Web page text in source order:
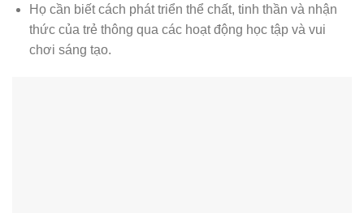
Họ cần biết cách phát triển thể chất, tinh thần và nhận
thức của trẻ thông qua các hoạt động học tập và vui
chơi sáng tạo.